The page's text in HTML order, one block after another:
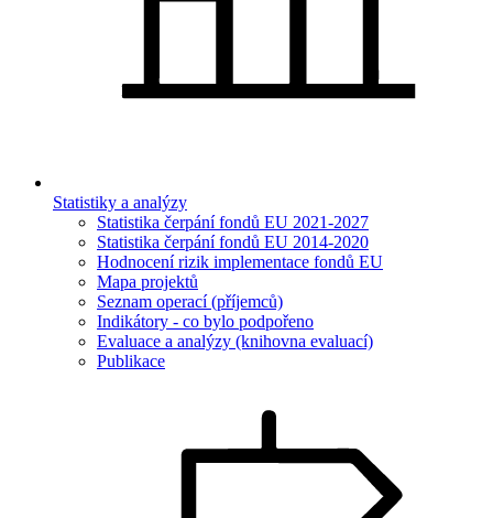
Statistiky a analýzy
Statistika čerpání fondů EU 2021-2027
Statistika čerpání fondů EU 2014-2020
Hodnocení rizik implementace fondů EU
Mapa projektů
Seznam operací (příjemců)
Indikátory - co bylo podpořeno
Evaluace a analýzy (knihovna evaluací)
Publikace